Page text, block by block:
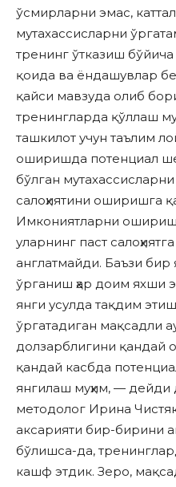
ўсмирларни эмас,
мутахассисларни
тренинг ўтказиш
қоида ва ёндашувлар
қайси мавзуда олиб
тренингларда қўллаш
ташкилот учун таълим
оширишда потенциал
бўлган
салоҳиятини оширишга
Имкониятларни ошириш
уларнинг паст
англатмайди. Баъзи бир
ўрганиш ҳар доим яхши
янги усулда тақдим
ўргатадиган мақсадли
долзарблигини қандай
қандай касбда
янгилаш муҳим, — дейди
методолог Ирина
аксарияти бир-бирини
бўлишса-да,
кашф этдик. Зеро,